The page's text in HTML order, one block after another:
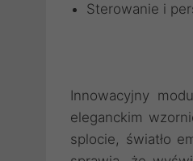
Sterowanie i
Innowacyjny
eleganckim
splocie, światło